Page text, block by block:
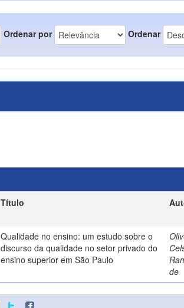
Ordenar por Ordenar
Título
Qualidade no ensino: um estudo sobre o
discurso da qualidade no setor privado do
ensino superior em São Paulo
de